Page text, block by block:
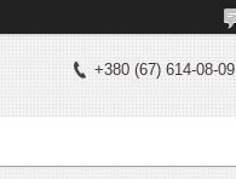
+380 (67) 614-08-09